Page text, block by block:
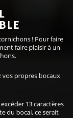
! Pour faire
faire plaisir à un
vos propres bocaux
13 caractères
du bocal, ce serait